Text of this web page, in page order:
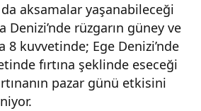
da aksamalar yaşanabileceği
rüzgarın güney ve
8 kuvvetinde; Ege Denizi’nde
fırtına şeklinde eseceği
pazar günü etkisini